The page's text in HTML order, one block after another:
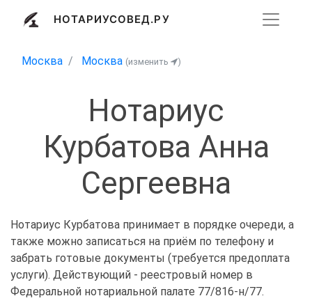
НОТАРИУСОВЕД.РУ
Москва Москва (изменить )
Нотариус
Курбатова Анна
Сергеевна
Нотариус Курбатова принимает в порядке очереди, а
также можно записаться на приём по телефону и
забрать готовые документы (требуется предоплата
услуги). Действующий - реестровый номер в
Федеральной нотариальной палате 77/816-н/77.